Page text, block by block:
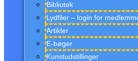
Bibliotek
Lydfiler – login for
Artikler
E-bøger
Kunstudstillinger